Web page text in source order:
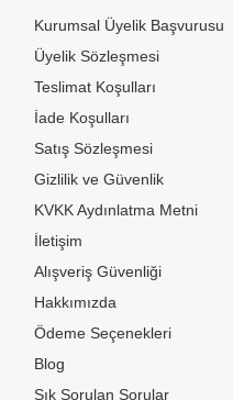
Kurumsal Üyelik Başvurusu
Üyelik Sözleşmesi
Teslimat Koşulları
İade Koşulları
Satış Sözleşmesi
Gizlilik ve Güvenlik
KVKK Aydınlatma Metni
İletişim
Alışveriş Güvenliği
Hakkımızda
Ödeme Seçenekleri
Blog
Sık Sorulan Sorular